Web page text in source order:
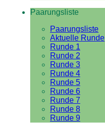
Paarungsliste
Paarungsliste
Aktuelle Runde
Runde 1
Runde 2
Runde 3
Runde 4
Runde 5
Runde 6
Runde 7
Runde 8
Runde 9